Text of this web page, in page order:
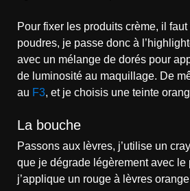
Pour fixer les produits crème, il
poudres, je passe donc à
avec un mélange de dorés pour
de luminosité au maquillage. De
au F3, et je choisis une teinte
La bouche
Passons aux lèvres, j’utilise un
que je dégrade légèrement avec le
j’applique un rouge à lèvres